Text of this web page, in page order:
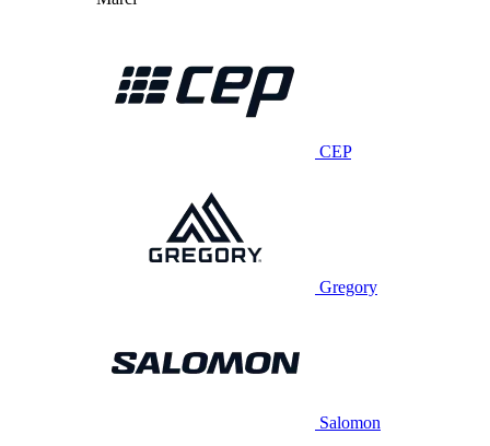
CEP
Gregory
Salomon